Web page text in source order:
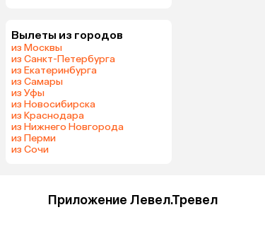
Вылеты из городов
из Москвы
из Санкт-Петербурга
из Екатеринбурга
из Самары
из Уфы
из Новосибирска
из Краснодара
из Нижнего Новгорода
из Перми
из Сочи
Приложение Левел.Тревел